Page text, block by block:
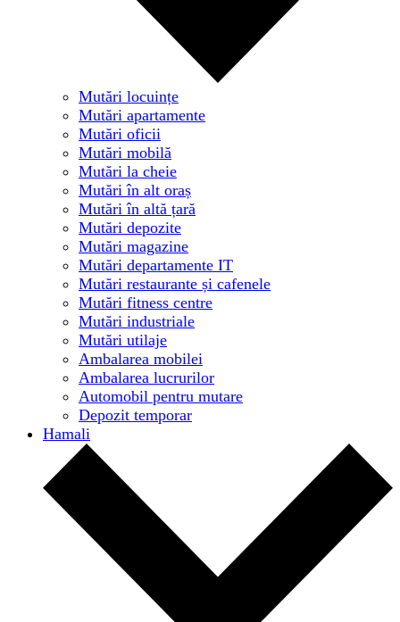
Mutări locuințe
Mutări apartamente
Mutări oficii
Mutări mobilă
Mutări la cheie
Mutări în alt oraș
Mutări în altă țară
Mutări depozite
Mutări magazine
Mutări departamente IT
Mutări restaurante și cafenele
Mutări fitness centre
Mutări industriale
Mutări utilaje
Ambalarea mobilei
Ambalarea lucrurilor
Automobil pentru mutare
Depozit temporar
Hamali